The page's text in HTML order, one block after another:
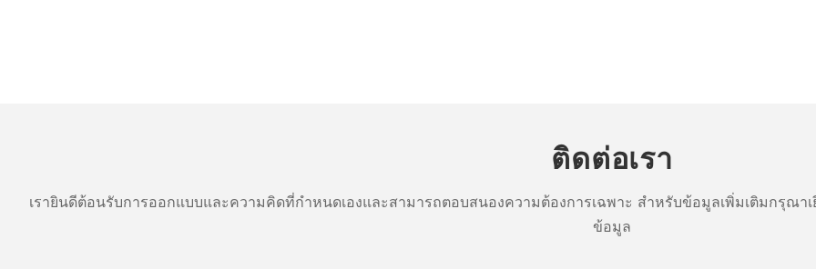
ติดต่อเรา
เรายินดีต้อนรับการออกแบบและความคิดที่กำหนดเองและสามารถตอบสนองความต้องการเฉพาะ สำหรับข้อมูลเพิ่มเติมกรุณา
ข้อมูล